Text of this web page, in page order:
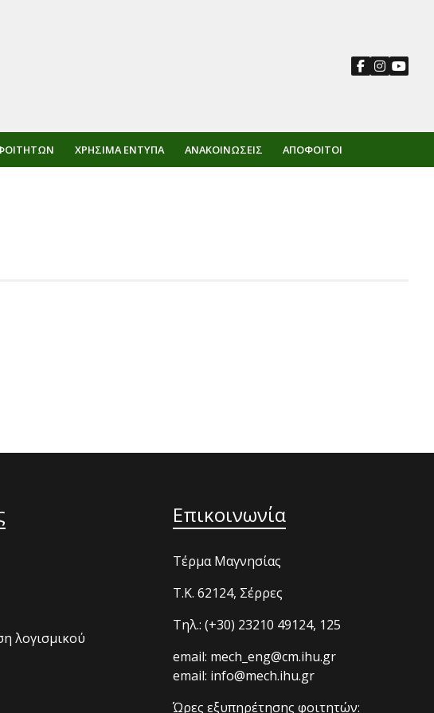
ΧΡΉΣΙΜΑ ΈΝΤΥΠΑ ΑΝΑΚΟΙΝΏΣΕΙΣ ΑΠΌΦΟΙΤΟΙ
λογισμικού
Επικοινωνία
Τέρμα Μαγνησίας
T.K. 62124, Σέρρες
Τηλ.: (+30) 23210 49124, 125
email: mech_eng@cm.ihu.gr
email: info@mech.ihu.gr
Ώρες εξυπηρέτησης φοιτητών: